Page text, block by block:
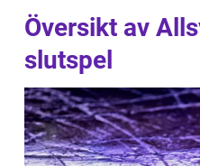
Översikt av
slutspel